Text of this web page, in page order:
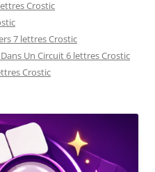
Crostic
7 lettres Crostic
Un Circuit 6 lettres Crostic
Crostic